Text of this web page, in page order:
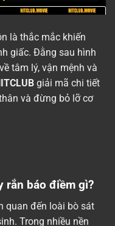
là thắc mắc khiến
giấc. Đằng sau hình
tâm lý, vận mệnh và
giải mã chi tiết
và đừng bỏ lỡ cơ
rắn báo điềm gì?
quan đến loài bò sát
Trong nhiều nền